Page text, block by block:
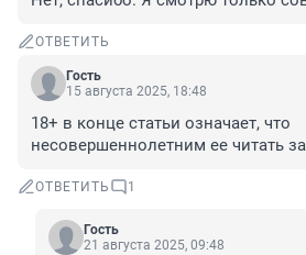
ОТВЕТИТЬ
Гость
15 августа 2025, 18:48
18+ в конце статьи означает, что
несовершеннолетним ее читать
ОТВЕТИТЬ 1
Гость
21 августа 2025, 09:48